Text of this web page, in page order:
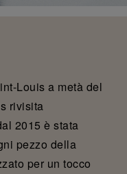
Louis a metà del
rivisita
2015 è stata
pezzo della
per un tocco